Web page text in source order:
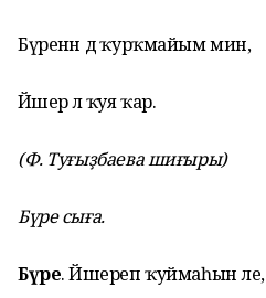
Бүренән дә ҡурҡмайым мин,
Йәшерә лә ҡуя ҡар.
(Ф. Туғыҙбаева шиғыры)
Бүре сыға.
Бүре. Йәшереп ҡуймаһын әле,